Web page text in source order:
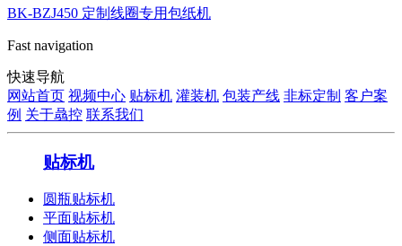
BK-BZJ450 定制线圈专用包纸机
Fast navigation
快速导航
网站首页 视频中心 贴标机 灌装机 包装产线 非标定制 客户案
例 关于骉控 联系我们
贴标机
圆瓶贴标机
平面贴标机
侧面贴标机